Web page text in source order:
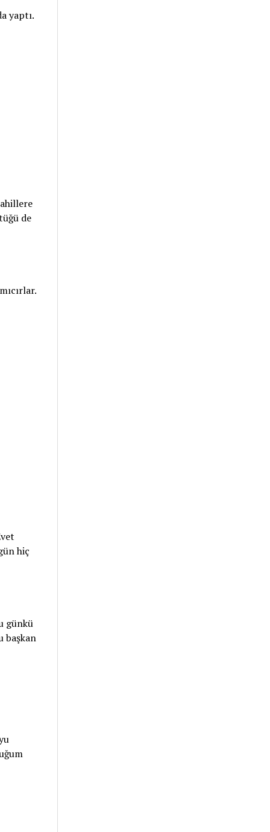
yaptı.
de
hiç
günkü
başkan